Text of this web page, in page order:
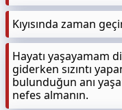
Kıyısında zaman
Hayatı yaşayamam
giderken sızıntı
bulunduğun anı
nefes almanın.